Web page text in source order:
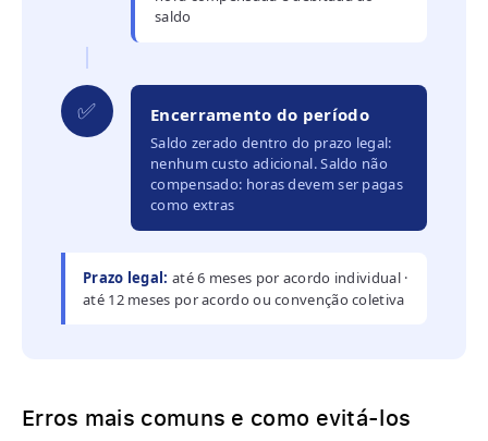
saldo
✅ Encerramento do período
Saldo zerado dentro do prazo legal:
nenhum custo adicional. Saldo não
compensado: horas devem ser pagas
como extras
Prazo legal: até 6 meses por acordo individual ·
até 12 meses por acordo ou convenção coletiva
Erros mais comuns e como evitá-los